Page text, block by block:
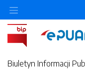
Biuletyn Informacji